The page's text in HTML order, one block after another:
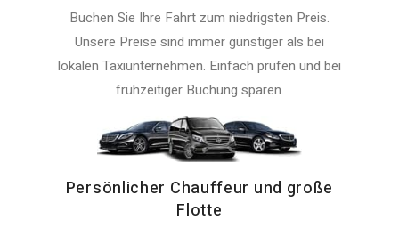
Buchen Sie Ihre Fahrt zum niedrigsten Preis.
Unsere Preise sind immer günstiger als bei
lokalen Taxiunternehmen. Einfach prüfen und bei
frühzeitiger Buchung sparen.
Persönlicher Chauffeur und große
Flotte